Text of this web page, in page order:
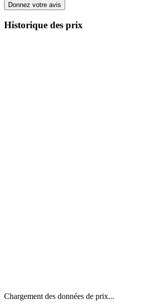
Donnez votre avis
Historique des prix
Chargement des données de prix...